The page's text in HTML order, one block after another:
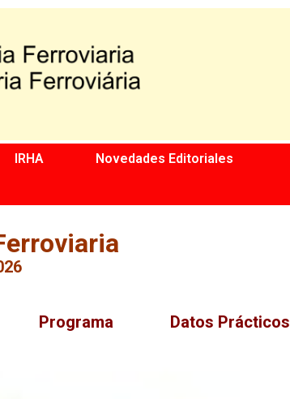
IRHA
Novedades Editoriales
Programa Datos Prácticos